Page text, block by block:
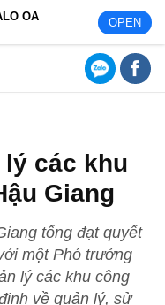
OA OPEN
lý các khu
Giang
tống đạt quyết
một Phó trưởng
lý các khu công
về quản lý, sử